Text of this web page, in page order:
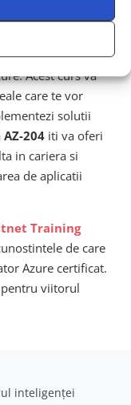
acopere toate
Acest curs va
care te vor
solutii
AZ-204 iti va oferi
in cariera si
de aplicatii
Training
de care
Azure certificat.
viitorul
inteligenței